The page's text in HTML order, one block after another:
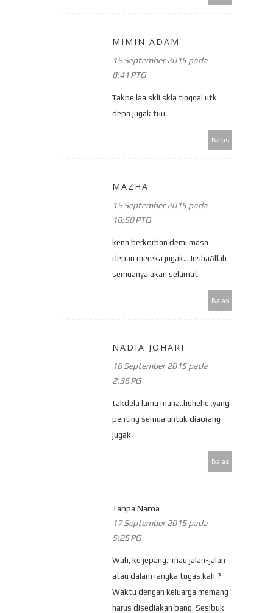
MIMIN ADAM
15 September 2015 pada
8:41 PTG
Takpe laa skli skla tinggal.utk
depa jugak tuu.
Balas
MAZHA
15 September 2015 pada
10:50 PTG
kena berkorban demi masa
depan mereka jugak....InshaAllah
semuanya akan selamat
Balas
NADIA JOHARI
16 September 2015 pada
2:36 PG
takdela lama mana..hehehe..yang
penting semua untuk diaorang
jugak
Balas
Tanpa Nama
17 September 2015 pada
5:25 PG
Wah, ke jepang.. mau jalan-jalan
atau dalam rangka tugas kah ?
Waktu dengan keluarga memang
harus disediakan bang. Sesibuk